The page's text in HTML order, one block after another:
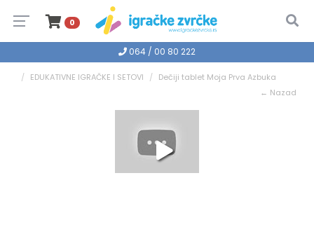
0
064 / 00 80 222
EDUKATIVNE IGRAČKE I SETOVI
Dečiji tablet Moja Prva Azbuka
← Nazad